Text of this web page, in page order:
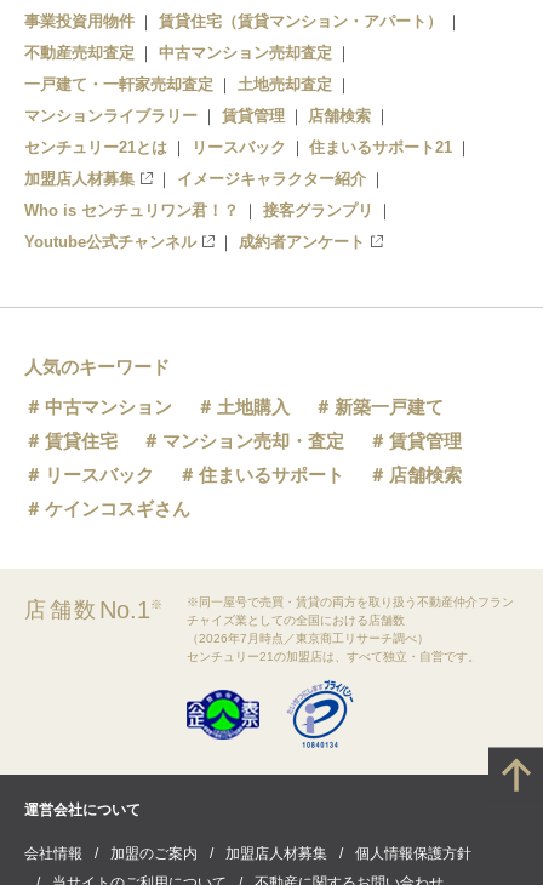
事業投資用物件
賃貸住宅（賃貸マンション・アパート）
不動産売却査定
中古マンション売却査定
一戸建て・一軒家売却査定
土地売却査定
マンションライブラリー
賃貸管理
店舗検索
センチュリー21とは
リースバック
住まいるサポート21
加盟店人材募集
イメージキャラクター紹介
Who is センチュリワン君！？
接客グランプリ
Youtube公式チャンネル
成約者アンケート
人気のキーワード
中古マンション
土地購入
新築一戸建て
賃貸住宅
マンション売却・査定
賃貸管理
リースバック
住まいるサポート
店舗検索
ケインコスギさん
店舗数 No.1※
※同一屋号で売買・賃貸の両方を取り扱う不動産仲介フラン
チャイズ業としての全国における店舗数
（2026年7月時点／東京商工リサーチ調べ）
センチュリー21の加盟店は、すべて独立・自営です。
運営会社について
会社情報 加盟のご案内 加盟店人材募集
個人情報保護方針